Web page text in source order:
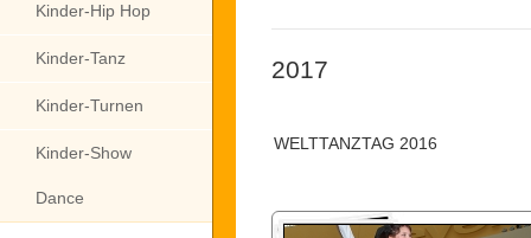
Kinder-Hip Hop
Kinder-Tanz
Kinder-Turnen
Kinder-Show
Dance
2017
WELTTANZTAG 2016